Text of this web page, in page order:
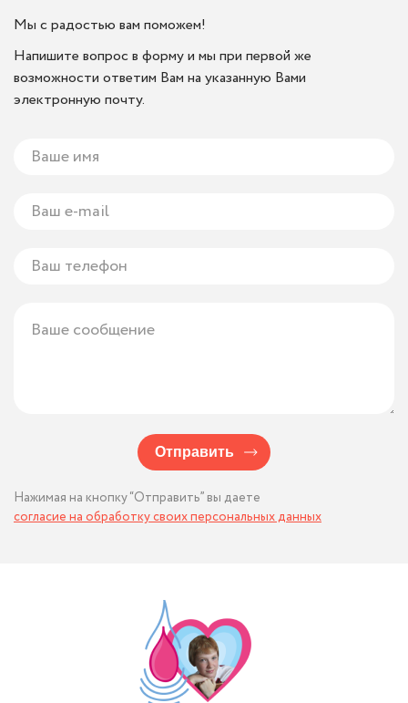
Мы с радостью вам поможем!
Напишите вопрос в форму и мы при первой же
возможности ответим Вам на указанную Вами
электронную почту.
Отправить
Нажимая на кнопку “Отправить” вы даете
согласие на обработку своих персональных данных